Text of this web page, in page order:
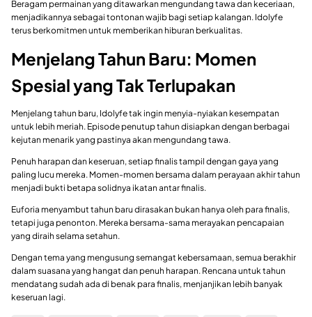
Beragam permainan yang ditawarkan mengundang tawa dan keceriaan,
menjadikannya sebagai tontonan wajib bagi setiap kalangan. Idolyfe
terus berkomitmen untuk memberikan hiburan berkualitas.
Menjelang Tahun Baru: Momen
Spesial yang Tak Terlupakan
Menjelang tahun baru, Idolyfe tak ingin menyia-nyiakan kesempatan
untuk lebih meriah. Episode penutup tahun disiapkan dengan berbagai
kejutan menarik yang pastinya akan mengundang tawa.
Penuh harapan dan keseruan, setiap finalis tampil dengan gaya yang
paling lucu mereka. Momen-momen bersama dalam perayaan akhir tahun
menjadi bukti betapa solidnya ikatan antar finalis.
Euforia menyambut tahun baru dirasakan bukan hanya oleh para finalis,
tetapi juga penonton. Mereka bersama-sama merayakan pencapaian
yang diraih selama setahun.
Dengan tema yang mengusung semangat kebersamaan, semua berakhir
dalam suasana yang hangat dan penuh harapan. Rencana untuk tahun
mendatang sudah ada di benak para finalis, menjanjikan lebih banyak
keseruan lagi.